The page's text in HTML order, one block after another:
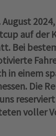
auf der
Bei
in einem
Die
voller